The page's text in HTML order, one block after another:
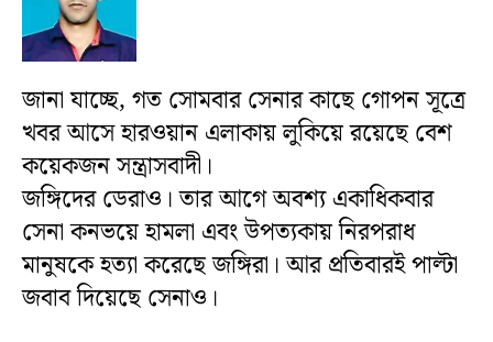
জানা যাচ্ছে, গত সোমবার সেনার কাছে গোপন সূত্রে
খবর আসে হারওয়ান এলাকায় লুকিয়ে রয়েছে বেশ
কয়েকজন সন্ত্রাসবাদী।
জঙ্গিদের ডেরাও। তার আগে অবশ্য একাধিকবার
সেনা কনভয়ে হামলা এবং উপত্যকায় নিরপরাধ
মানুষকে হত্যা করেছে জঙ্গিরা। আর প্রতিবারই পাল্টা
জবাব দিয়েছে সেনাও।